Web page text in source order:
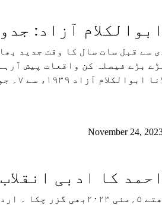
ابوالکلام آزاد:
سے قبل سات سال کا وقت جدید
بڑے فیصلہ کن واقعات پیش
سے ۷؍ جولائی ۱۹۴۶ء تک اس کے منتخب صد ر تھے۔
November 24,
کا ادبی انقلاب
دیکھتے دیکھتے ۵؍مئی